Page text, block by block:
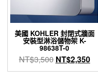
美國 KOHLER 封閉式牆面
安裝型淋浴儲物架 K-
98638T-0
NT$3,500 原
始
NT$2,350目
前